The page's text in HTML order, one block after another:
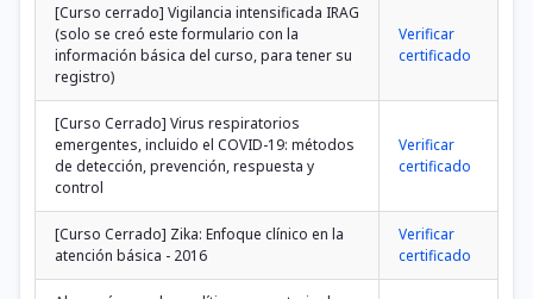
[Curso cerrado] Vigilancia intensificada IRAG
(solo se creó este formulario con la
información básica del curso, para tener su
registro)
Verificar
certificado
[Curso Cerrado] Virus respiratorios
emergentes, incluido el COVID-19: métodos
de detección, prevención, respuesta y
control
Verificar
certificado
[Curso Cerrado] Zika: Enfoque clínico en la
atención básica - 2016
Verificar
certificado